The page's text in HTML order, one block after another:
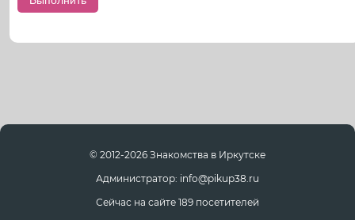
© 2012-2026 Знакомства в Иркутске
Администратор: info@pikup38.ru
Сейчас на сайте 189 посетителей